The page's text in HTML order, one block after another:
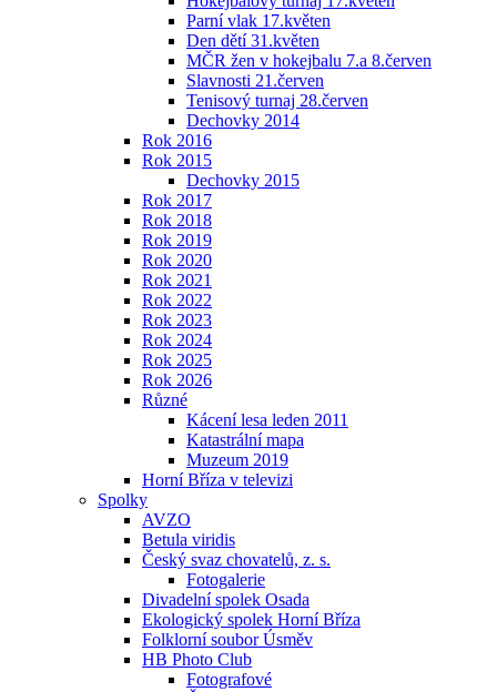
Parní vlak 17.květen
Den dětí 31.květen
MČR žen v hokejbalu 7.a 8.červen
Slavnosti 21.červen
Tenisový turnaj 28.červen
Dechovky 2014
Rok 2016
Rok 2015
Dechovky 2015
Rok 2017
Rok 2018
Rok 2019
Rok 2020
Rok 2021
Rok 2022
Rok 2023
Rok 2024
Rok 2025
Rok 2026
Různé
Kácení lesa leden 2011
Katastrální mapa
Muzeum 2019
Horní Bříza v televizi
Spolky
AVZO
Betula viridis
Český svaz chovatelů, z. s.
Fotogalerie
Divadelní spolek Osada
Ekologický spolek Horní Bříza
Folklorní soubor Úsměv
HB Photo Club
Fotografové